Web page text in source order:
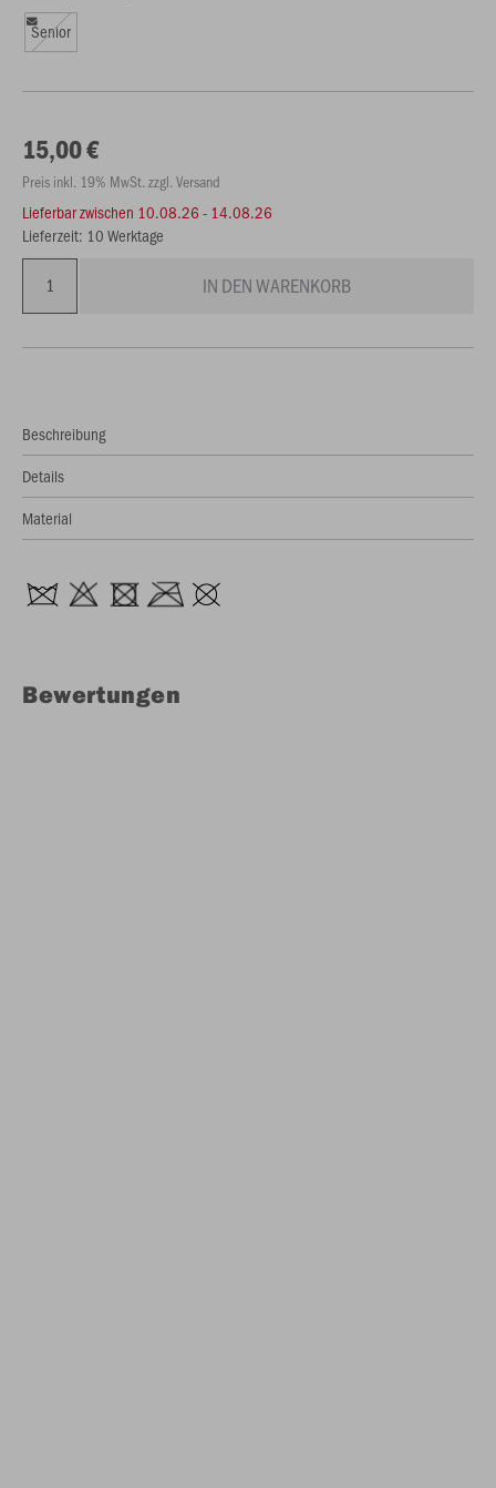
Senior
15,00 €
Preis inkl. 19% MwSt. zzgl. Versand
Lieferbar zwischen 10.08.26 - 14.08.26
Lieferzeit: 10 Werktage
IN DEN WARENKORB
Beschreibung
Details
Material
Bewertungen